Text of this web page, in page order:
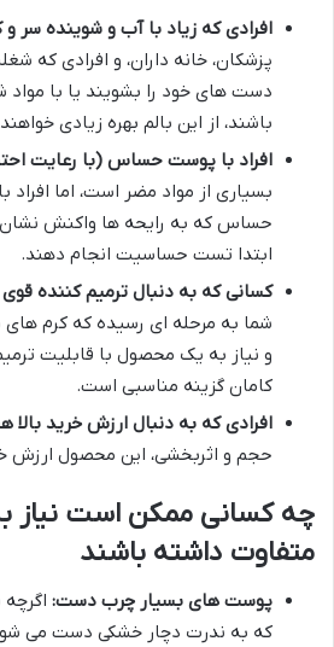
افرادی که زیاد با آب و شوینده سر و
پزشکان، خانه داران، و افرادی که
دست های خود را بشویند یا با
باشند، از این بالم بهره زیادی
افراد با پوست حساس (با رعایت
بسیاری از مواد مضر است، اما
حساس که به رایحه ها واکنش
ابتدا تست حساسیت انجام دهند.
کسانی که به دنبال ترمیم کننده
شما به مرحله ای رسیده که کرم
و نیاز به یک محصول با قابلیت ترمیم
کامان گزینه مناسبی است.
افرادی که به دنبال ارزش خرید بالا
حجم و اثربخشی، این محصول ارزش
چه کسانی ممکن است نیاز
متفاوت داشته باشند
پوست های بسیار چرب دست: اگرچه
که به ندرت دچار خشکی دست می